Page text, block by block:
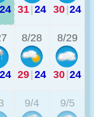
24 31|24 30|24
24
8/28
29|24
8/29
30|24
9/4 9/5